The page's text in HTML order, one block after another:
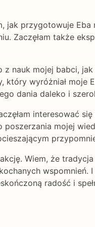
jak przygotowuje
Zaczęłam także
nauk mojej babci,
wyróżniał moje
dania daleko i
interesować
mojej
Wiem, że
wspomnień.
radość i